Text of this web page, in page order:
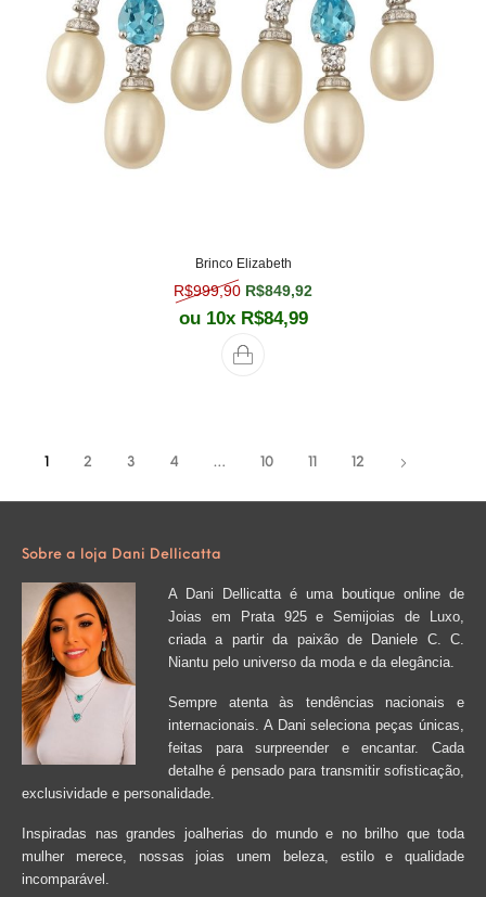
Brinco Elizabeth
R$999,90 O preço original era: R$999,90.
R$849,92
ou 10x R$84,99
1 2 3 4 … 10 11 12
Sobre a loja Dani Dellicatta
A Dani Dellicatta é uma boutique online de
Joias em Prata 925 e Semijoias de Luxo,
criada a partir da paixão de Daniele C. C.
Niantu pelo universo da moda e da elegância.
Sempre atenta às tendências nacionais e
internacionais. A Dani seleciona peças únicas,
feitas para surpreender e encantar. Cada
detalhe é pensado para transmitir sofisticação,
exclusividade e personalidade.
Inspiradas nas grandes joalherias do mundo e no brilho que toda
mulher merece, nossas joias unem beleza, estilo e qualidade
incomparável.